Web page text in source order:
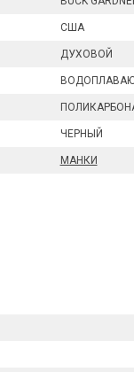
США
ДУХОВОЙ
ЧЕРНЫЙ
МАНКИ